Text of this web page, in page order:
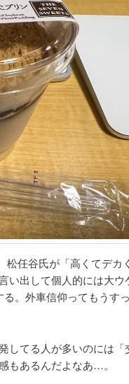
松任谷氏が「高くてデカ
い出して個人的には大ウ
。外車信仰ってもうす
してる人が多いのには「
もあるんだよなあ…。